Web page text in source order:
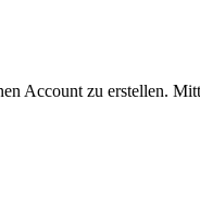
Account zu erstellen.